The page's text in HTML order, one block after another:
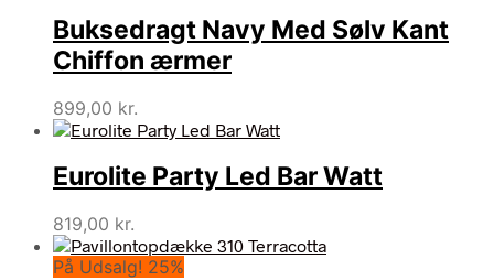
Buksedragt Navy Med Sølv Kant
Chiffon ærmer
899,00 kr.
Eurolite Party Led Bar Watt
819,00 kr.
På Udsalg! 25%